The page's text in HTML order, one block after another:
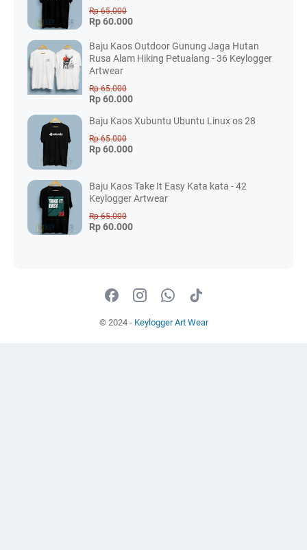
Rp 65.000
Rp 60.000
Baju Kaos Outdoor Gunung Jaga Hutan
Rusa Alam Hiking Petualang - 36 Keylogger
Artwear
Rp 65.000
Rp 60.000
Baju Kaos Xubuntu Ubuntu Linux os 28
Rp 65.000
Rp 60.000
Baju Kaos Take It Easy Kata kata - 42
Keylogger Artwear
Rp 65.000
Rp 60.000
© 2024 - Keylogger Art Wear